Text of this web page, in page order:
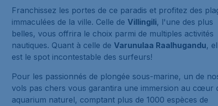
Franchissez les portes de ce paradis et profitez des
immaculées de la ville. Celle de Villingili, l'une des plus
belles, vous offrira le choix parmi de multiples activités
nautiques. Quant à celle de Varunulaa Raalhugandu,
est le spot incontestable des surfeurs!
Pour les passionnés de plongée sous-marine, un de
vols pas chers vous garantira une immersion au cœur
aquarium naturel, comptant plus de 1000 espèces de